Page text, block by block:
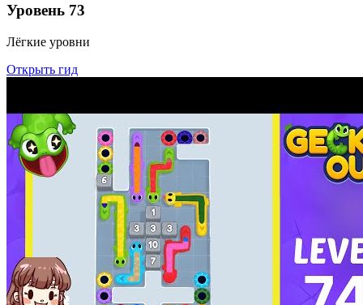
Уровень 73
Лёгкие уровни
Открыть гид